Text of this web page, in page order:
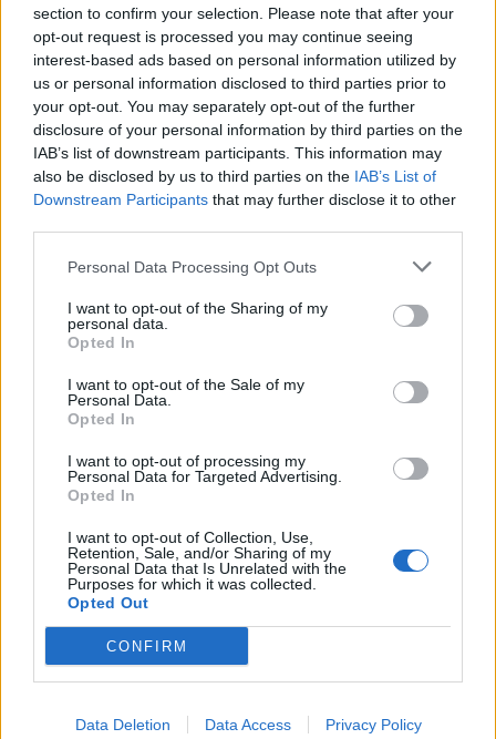
section to confirm your selection. Please note that after your
opt-out request is processed you may continue seeing
interest-based ads based on personal information utilized by
us or personal information disclosed to third parties prior to
your opt-out. You may separately opt-out of the further
disclosure of your personal information by third parties on the
IAB’s list of downstream participants. This information may
also be disclosed by us to third parties on the IAB’s List of
Downstream Participants that may further disclose it to other
Personal Data Processing Opt Outs
I want to opt-out of the Sharing of my
personal data.
Opted In
I want to opt-out of the Sale of my
Personal Data.
Opted In
I want to opt-out of processing my
Personal Data for Targeted Advertising.
Opted In
I want to opt-out of Collection, Use,
Retention, Sale, and/or Sharing of my
Personal Data that Is Unrelated with the
Purposes for which it was collected.
Opted Out
CONFIRM
Data Deletion Data Access Privacy Policy
ΙΣΤΟΡΊΕΣ ΥΓΕΊΑΣ
5 Φεβρουαρίου 2025
Πάνω από 300 κυβερνοεπιθέσεις
σε ευρωπαϊκά νοσοκομεία –
Σχέδιο δράσης από την ΕΕ
17 Ιανουαρίου 2025
2 3
9 πράγματα που δεν πρέπει να
λέτε σε έναν επισκέπτη
27 Φεβρουαρίου 2026
Πάνω από 100 μωρά έχουν
γεννηθεί μέσω εξωσωματικής, με
την υποστήριξη της Be-Live
27 Φεβρουαρίου 2026
πάντα μετά την άσκηση